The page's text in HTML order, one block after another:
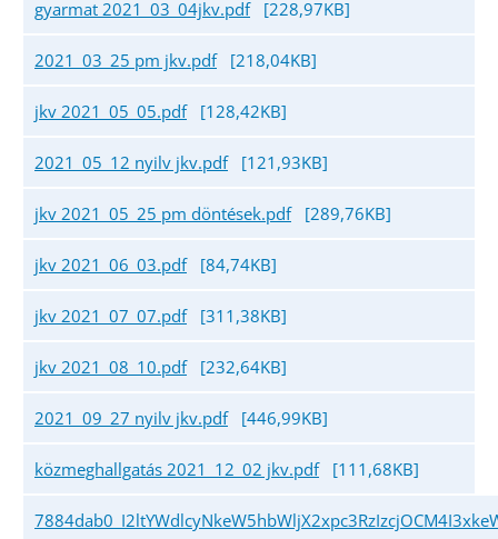
gyarmat 2021_03_04jkv.pdf [228,97KB]
2021_03_25 pm jkv.pdf [218,04KB]
jkv 2021_05_05.pdf [128,42KB]
2021_05_12 nyilv jkv.pdf [121,93KB]
jkv 2021_05_25 pm döntések.pdf [289,76KB]
jkv 2021_06_03.pdf [84,74KB]
jkv 2021_07_07.pdf [311,38KB]
jkv 2021_08_10.pdf [232,64KB]
2021_09_27 nyilv jkv.pdf [446,99KB]
közmeghallgatás 2021_12_02 jkv.pdf [111,68KB]